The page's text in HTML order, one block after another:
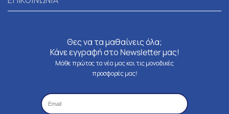
Θες να τα μαθαίνεις όλα;
Κάνε εγγραφή στο Newsletter μας!
Μάθε πρώτος τα νέα μας και τις μοναδικές
προσφορές μας!